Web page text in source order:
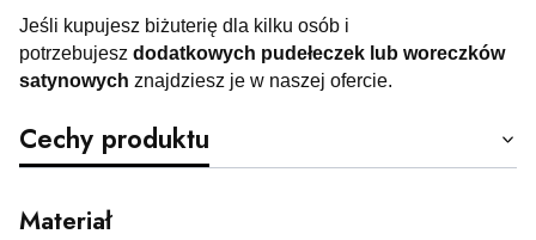
Jeśli kupujesz biżuterię dla kilku osób i
potrzebujesz dodatkowych pudełeczek lub woreczków
satynowych znajdziesz je w naszej ofercie.
Cechy produktu
Materiał